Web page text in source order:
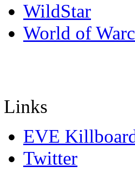
WildStar
World of
Links
EVE
Twitter